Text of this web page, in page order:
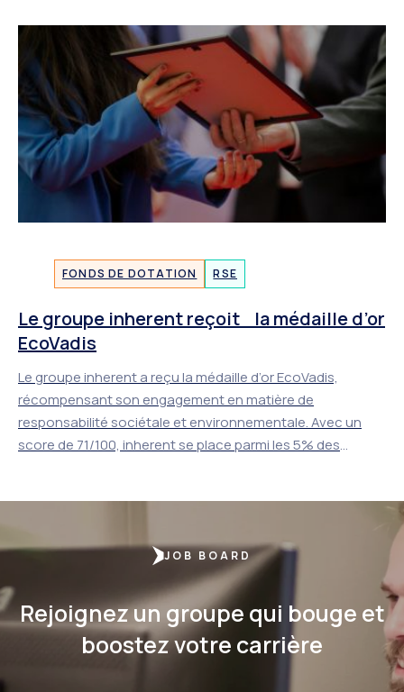
FONDS DE DOTATION RSE
Le groupe inherent reçoit la médaille d’or
EcoVadis
Le groupe inherent a reçu la médaille d’or EcoVadis,
récompensant son engagement en matière de
responsabilité sociétale et environnementale. Avec un
score de 71/100, inherent se place parmi les 5% des
JOB BOARD
Rejoignez un groupe qui bouge et
boostez votre carrière